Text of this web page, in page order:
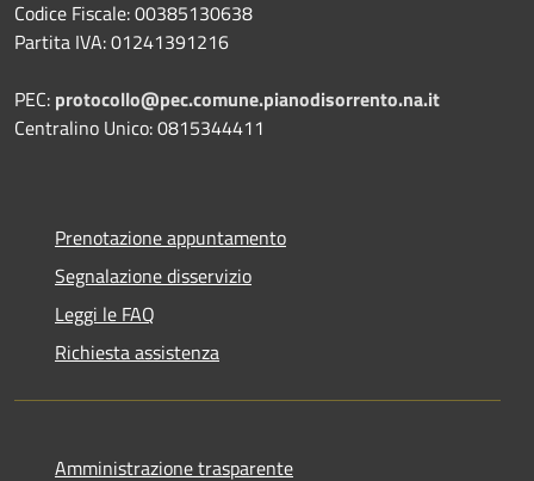
Codice Fiscale: 00385130638
Partita IVA: 01241391216
PEC: protocollo@pec.comune.pianodisorrento.na.it
Centralino Unico: 0815344411
Prenotazione appuntamento
Segnalazione disservizio
Leggi le FAQ
Richiesta assistenza
Amministrazione trasparente